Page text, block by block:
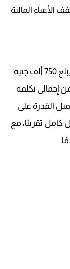
المالية
أوضح البنك أن الحد الأقصى لقيمة التمويل يبلغ 750 ألف جنيه
تغطية ما يصل إلى 90% من إجمالي تكلفة
القدرة على
تقريبًا، مع